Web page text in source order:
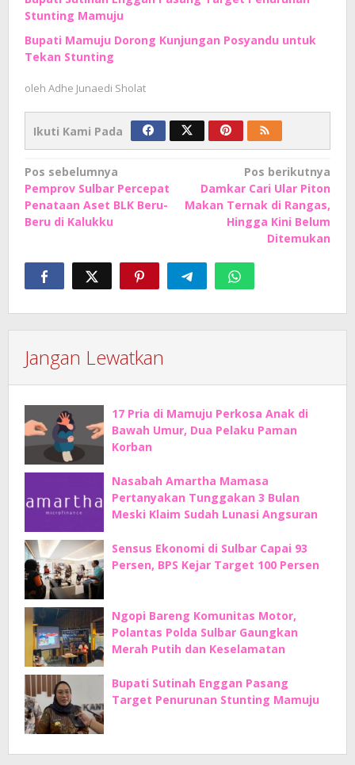
Stunting Mamuju
Bupati Mamuju Dorong Kunjungan Posyandu untuk
Tekan Stunting
oleh Adhe Junaedi Sholat
Ikuti Kami Pada
Navigasi
pos
Pos sebelumnya
Pemprov Sulbar Percepat
Penataan Aset BLK Beru-
Beru di Kalukku
Pos berikutnya
Damkar Cari Ular Piton
Makan Ternak di Rangas,
Hingga Kini Belum
Ditemukan
Jangan Lewatkan
17 Pria di Mamuju Perkosa Anak di
Bawah Umur, Dua Pelaku Paman
Korban
Nasabah Amartha Mamasa
Pertanyakan Tunggakan 3 Bulan
Meski Klaim Sudah Lunasi Angsuran
Sensus Ekonomi di Sulbar Capai 93
Persen, BPS Kejar Target 100 Persen
Ngopi Bareng Komunitas Motor,
Polantas Polda Sulbar Gaungkan
Merah Putih dan Keselamatan
Bupati Sutinah Enggan Pasang
Target Penurunan Stunting Mamuju